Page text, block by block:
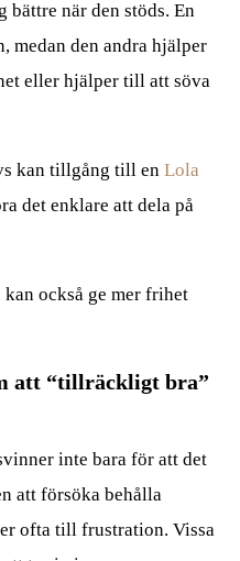
när den stöds. En
medan den andra hjälper
eller hjälper till att söva
kan tillgång till en Lola
det enklare att dela på
kan också ge mer frihet
att “tillräckligt bra”
inte bara för att det
att försöka behålla
ofta till frustration. Vissa